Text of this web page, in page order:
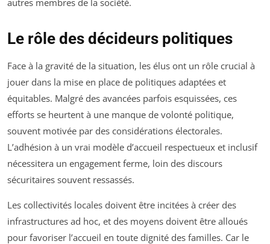
autres membres de la société.
Le rôle des décideurs politiques
Face à la gravité de la situation, les élus ont un rôle crucial à
jouer dans la mise en place de politiques adaptées et
équitables. Malgré des avancées parfois esquissées, ces
efforts se heurtent à une manque de volonté politique,
souvent motivée par des considérations électorales.
L’adhésion à un vrai modèle d’accueil respectueux et inclusif
nécessitera un engagement ferme, loin des discours
sécuritaires souvent ressassés.
Les collectivités locales doivent être incitées à créer des
infrastructures ad hoc, et des moyens doivent être alloués
pour favoriser l’accueil en toute dignité des familles. Car le